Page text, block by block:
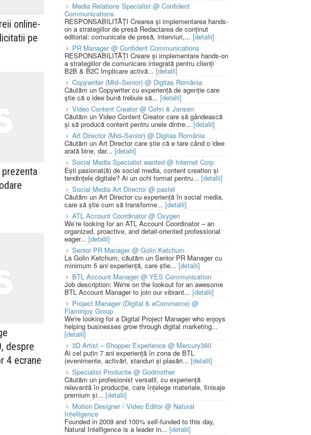
online-
pe
despre
4 ecrane
Media Relations Specialist @ Confident
Communications
RESPONSABILITĂȚI Crearea și implementarea hands-
on a strategiilor de presă Redactarea de conținut
editorial: comunicate de presă, interviuri,... [detalii]
PR Manager @ Confident Communications
RESPONSABILITĂȚI Creare și implementare hands-on
a strategiilor de comunicare integrată pentru clienți
B2B & B2C Implicare activă... [detalii]
Copywriter (Mid–Senior) @ Digitas România
Căutăm un Copywriter cu experiență de agenție care
știe că o idee bună trebuie să... [detalii]
Video Content Creator @ Cohn & Jansen
Căutăm un Video Content Creator care să gândească
și să producă content pentru unele dintre... [detalii]
Art Director (Mid–Senior) @ Digitas România
Căutăm un Art Director care știe că e tare când o idee
arată bine, dar... [detalii]
Social Media Specialist wanted @ Internet Corp
Ești pasionat(ă) de social media, content creation și
tendințele digitale? Ai un ochi format pentru... [detalii]
Social Media Art Director @ pastel
Căutăm un Art Director cu experiență în social media,
care să știe cum să transforme... [detalii]
ATL Account Coordinator @ Oxygen
We’re looking for an ATL Account Coordinator – an
organized, proactive, and detail-oriented professional
eager... [detalii]
Senior PR Manager @ Golin Ketchum
La Golin Ketchum, căutăm un Senior PR Manager cu
minimum 5 ani experiență, care știe... [detalii]
BTL Account Manager @ YES Communication
Job description: We're on the lookout for an awesome
BTL Account Manager to join our vibrant... [detalii]
Project Manager (Digital & eCommerce) @
Flaminjoy Group
We're looking for a Digital Project Manager who enjoys
helping businesses grow through digital marketing...
[detalii]
3D Artist – Shopper Experience @ Mercury360
Ai cel puțin 7 ani experiență în zona de BTL
(evenimente, activări, standuri și plasări... [detalii]
Specialist Productie @ Godmother
Căutăm un profesionist versatil, cu experiență
relevantă în producție, care înțelege materiale, finisaje
premium și... [detalii]
Motion Designer / Video Editor @ Natural
Intelligence
Founded in 2009 and 100% self-funded to this day,
Natural Intelligence is a leader in... [detalii]